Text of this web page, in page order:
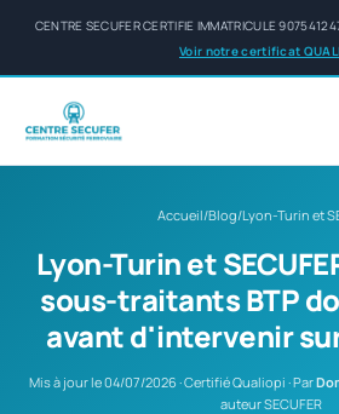
CENTRE SECUFER CERTIFIE IMMATRICULE
Voir notre certificat
Accueil/Blog/Lyon-Turin et
Lyon-Turin et
sous-traitants BTP
avant d'intervenir
Mis à jour le 04/07/2026 · Certifié Qualiopi · Par
auteur SECUFER